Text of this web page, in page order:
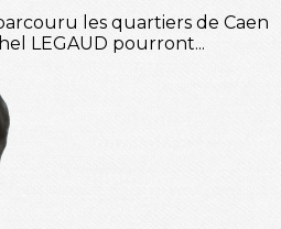
les quartiers de Caen
LEGAUD pourront...